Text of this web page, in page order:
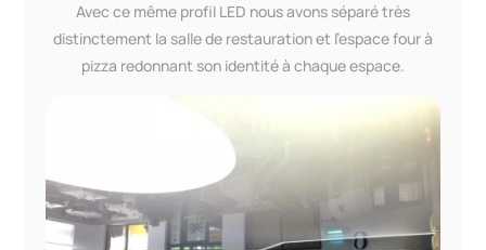
Avec ce même profil LED nous avons séparé très
distinctement la salle de restauration et l’espace four à
pizza redonnant son identité à chaque espace.